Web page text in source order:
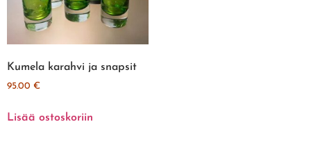
Kumela karahvi ja snapsit
95.00 €
Lisää ostoskoriin